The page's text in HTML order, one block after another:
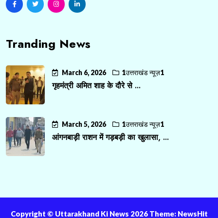
Tranding News
March 6, 2026 1उत्तराखंड न्यूज़1
गृहमंत्री अमित शाह के दौरे से ...
March 5, 2026 1उत्तराखंड न्यूज़1
आंगनबाड़ी राशन में गड़बड़ी का खुलासा, ...
Copyright ©️ Uttarakhand Ki News 2026 Theme: NewsHit